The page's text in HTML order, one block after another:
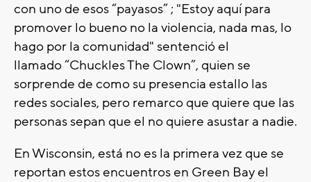
con uno de esos “payasos” ; "Estoy aquí para
promover lo bueno no la violencia, nada mas, lo
hago por la comunidad" sentenció el
llamado “Chuckles The Clown”, quien se
sorprende de como su presencia estallo las
redes sociales, pero remarco que quiere que las
personas sepan que el no quiere asustar a nadie.
En Wisconsin, está no es la primera vez que se
reportan estos encuentros en Green Bay el